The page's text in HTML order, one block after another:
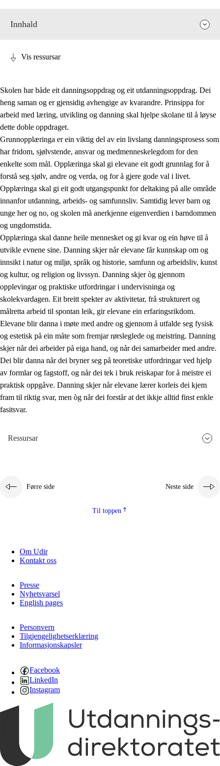
Innhald
2. Prinsipp for læring, utvikling og danning
2.1 Sosial læring og utvikling
2.2 Kompetanse i faga
2.3 Grunnleggjande ferdigheiter
2.4 Å lære å lære
Tverrfaglege tema
Vis ressursar
Skolen har både eit danningsoppdrag og eit utdanningsoppdrag. Dei
heng saman og er gjensidig avhengige av kvarandre. Prinsippa for
arbeid med læring, utvikling og danning skal hjelpe skolane til å løyse
dette doble oppdraget.
Grunnopplæringa er ein viktig del av ein livslang danningsprosess som
har fridom, sjølvstende, ansvar og medmenneskelegdom for den
enkelte som mål. Opplæringa skal gi elevane eit godt grunnlag for å
forstå seg sjølv, andre og verda, og for å gjere gode val i livet.
Opplæringa skal gi eit godt utgangspunkt for deltaking på alle område
innanfor utdanning, arbeids- og samfunnsliv. Samtidig lever barn og
unge her og no, og skolen må anerkjenne eigenverdien i barndommen
og ungdomstida.
Opplæringa skal danne heile mennesket og gi kvar og ein høve til å
utvikle evnene sine. Danning skjer når elevane får kunnskap om og
innsikt i natur og miljø, språk og historie, samfunn og arbeidsliv, kunst
og kultur, og religion og livssyn. Danning skjer òg gjennom
opplevingar og praktiske utfordringar i undervisninga og
skolekvardagen. Eit breitt spekter av aktivitetar, frå strukturert og
målretta arbeid til spontan leik, gir elevane ein erfaringsrikdom.
Elevane blir danna i møte med andre og gjennom å utfalde seg fysisk
og estetisk på ein måte som fremjar rørsleglede og meistring. Danning
skjer når dei arbeider på eiga hand, og når dei samarbeider med andre.
Dei blir danna når dei bryner seg på teoretiske utfordringar ved hjelp
av formlar og fagstoff, og når dei tek i bruk reiskapar for å meistre ei
praktisk oppgåve. Danning skjer når elevane lærer korleis dei kjem
fram til riktig svar, men òg når dei forstår at det ikkje alltid finst enkle
fasitsvar.
Ressursar
Førre side Neste side
Til toppen
Om Udir
Kontakt oss
Presse
Nyhetsvarsel
English pages
Personvern
Tilgjengelighetserklæring
Informasjonskapsler
Facebook
LinkedIn
Instagram